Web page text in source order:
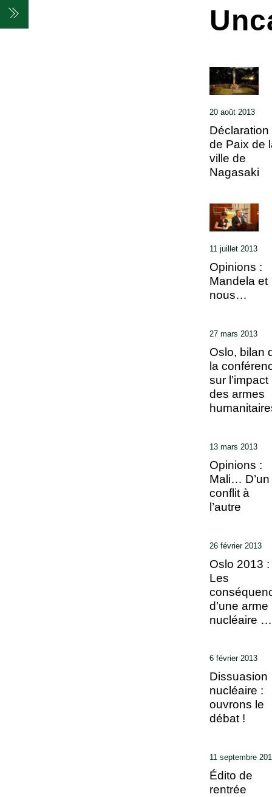
Skip
20 août 2013
Déclaration
de Paix de
ville de
Nagasaki
11 juillet 2013
Opinions :
Mandela et
nous…
27 mars 2013
Oslo, bilan
la
sur l’impact
des armes
13 mars 2013
Opinions :
Mali… D’un
conflit à
l’autre
26 février 2013
Oslo 2013 :
Les
d’une arme
nucléaire …
6 février 2013
Dissuasion
nucléaire :
ouvrons le
débat !
11 septembre
Édito de
rentrée